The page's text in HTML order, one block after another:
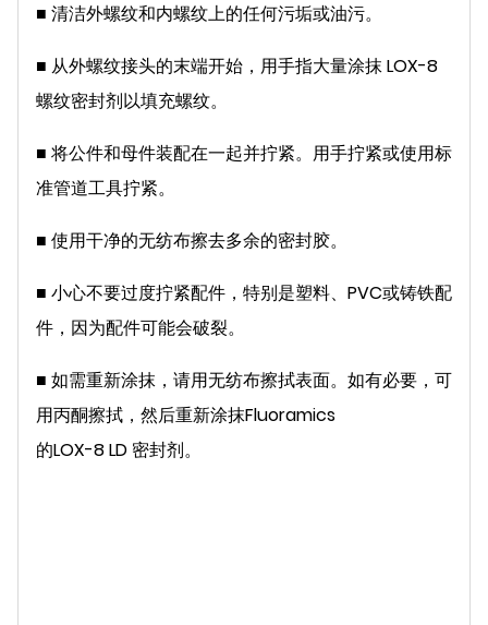
■ 清洁外螺纹和内螺纹上的任何污垢或油污。
■ 从外螺纹接头的末端开始，用手指大量涂抹 LOX-8
螺纹密封剂以填充螺纹。
■ 将公件和母件装配在一起并拧紧。用手拧紧或使用标
准管道工具拧紧。
■ 使用干净的无纺布擦去多余的密封胶。
■ 小心不要过度拧紧配件，特别是塑料、PVC或铸铁配
件，因为配件可能会破裂。
■ 如需重新涂抹，请用无纺布擦拭表面。如有必要，可
用丙酮擦拭，然后重新涂抹Fluoramics
的LOX-8 LD 密封剂。